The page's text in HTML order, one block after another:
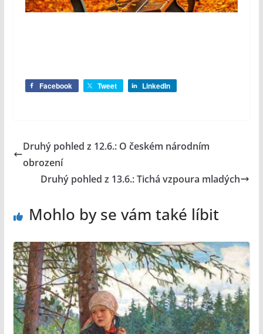
Facebook Tweet LinkedIn
Druhý pohled z 12.6.: O českém národním
obrození
Druhý pohled z 13.6.: Tichá vzpoura mladých
Mohlo by se vám také líbit